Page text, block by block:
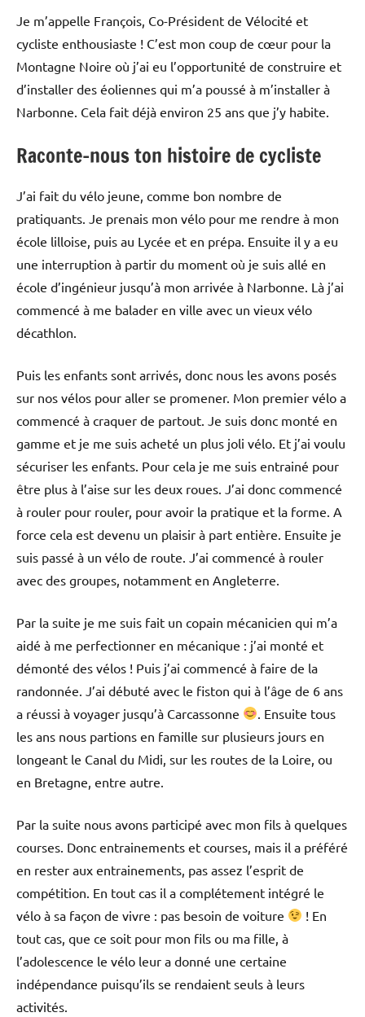
Je m’appelle François, Co-Président de Vélocité et
cycliste enthousiaste ! C’est mon coup de cœur pour la
Montagne Noire où j’ai eu l’opportunité de construire et
d’installer des éoliennes qui m’a poussé à m’installer à
Narbonne. Cela fait déjà environ 25 ans que j’y habite.
Raconte-nous ton histoire de cycliste
J’ai fait du vélo jeune, comme bon nombre de
pratiquants. Je prenais mon vélo pour me rendre à mon
école lilloise, puis au Lycée et en prépa. Ensuite il y a eu
une interruption à partir du moment où je suis allé en
école d’ingénieur jusqu’à mon arrivée à Narbonne. Là j’ai
commencé à me balader en ville avec un vieux vélo
décathlon.
Puis les enfants sont arrivés, donc nous les avons posés
sur nos vélos pour aller se promener. Mon premier vélo a
commencé à craquer de partout. Je suis donc monté en
gamme et je me suis acheté un plus joli vélo. Et j’ai voulu
sécuriser les enfants. Pour cela je me suis entrainé pour
être plus à l’aise sur les deux roues. J’ai donc commencé
à rouler pour rouler, pour avoir la pratique et la forme. A
force cela est devenu un plaisir à part entière. Ensuite je
suis passé à un vélo de route. J’ai commencé à rouler
avec des groupes, notamment en Angleterre.
Par la suite je me suis fait un copain mécanicien qui m’a
aidé à me perfectionner en mécanique : j’ai monté et
démonté des vélos ! Puis j’ai commencé à faire de la
randonnée. J’ai débuté avec le fiston qui à l’âge de 6 ans
a réussi à voyager jusqu’à Carcassonne
. Ensuite tous
les ans nous partions en famille sur plusieurs jours en
longeant le Canal du Midi, sur les routes de la Loire, ou
en Bretagne, entre autre.
Par la suite nous avons participé avec mon fils à quelques
courses. Donc entrainements et courses, mais il a préféré
en rester aux entrainements, pas assez l’esprit de
compétition. En tout cas il a complétement intégré le
vélo à sa façon de vivre : pas besoin de voiture
! En
tout cas, que ce soit pour mon fils ou ma fille, à
l’adolescence le vélo leur a donné une certaine
indépendance puisqu’ils se rendaient seuls à leurs
activités.